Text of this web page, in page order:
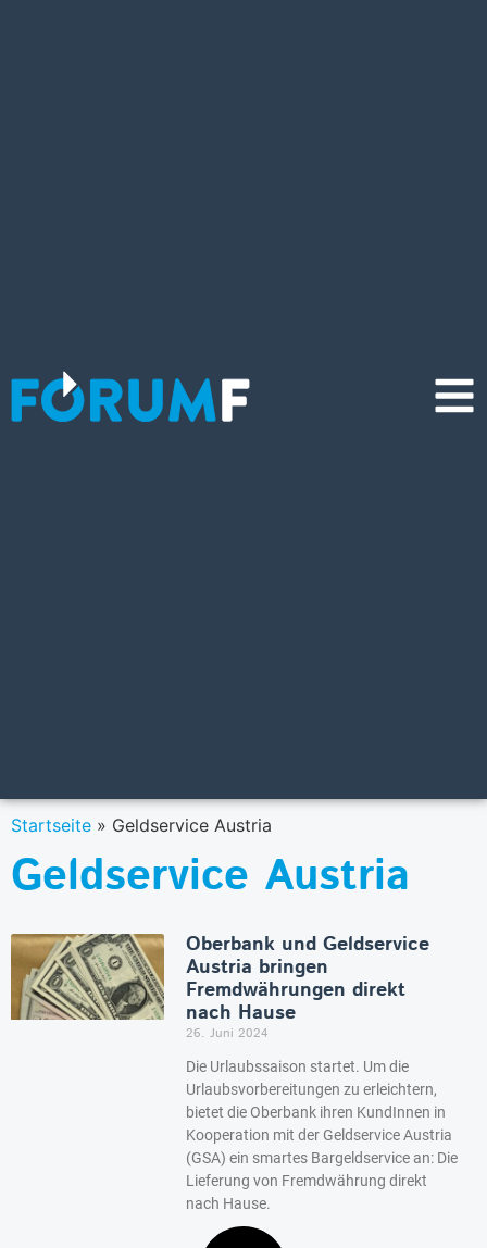
Startseite » Geldservice Austria
Geldservice Austria
Oberbank und Geldservice
Austria bringen
Fremdwährungen direkt
nach Hause
26. Juni 2024
Die Urlaubssaison startet. Um die
Urlaubsvorbereitungen zu erleichtern,
bietet die Oberbank ihren KundInnen in
Kooperation mit der Geldservice Austria
(GSA) ein smartes Bargeldservice an: Die
Lieferung von Fremdwährung direkt
nach Hause.